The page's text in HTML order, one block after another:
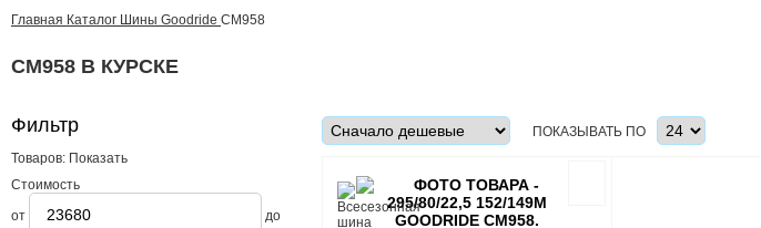
Главная Каталог Шины Goodride CM958
CM958 В КУРСКЕ
Фильтр
Товаров: Показать
Стоимость
от
до
ПОКАЗЫВАТЬ ПО